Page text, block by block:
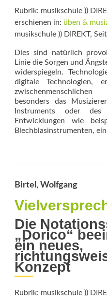
Rubrik: musikschule ))
erschienen in: üben &
musikschule )) DIREKT,
Dies sind natürlich
Linie die Sorgen und
widerspiegeln.
digitale Technologien,
besonders das
Instruments oder des
Entwicklungen wie
Blechblas­instrumenten,
Birtel, Wolfgang
Die
„Dorico“
ein neues,
Konzept
Rubrik: musikschule ))